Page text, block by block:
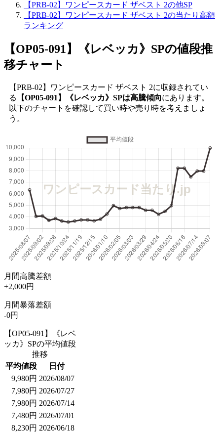
【PRB-02】ワンピースカード ザベスト 2の他SP
【PRB-02】ワンピースカード ザベスト 2の当たり高額
ランキング
【OP05-091】《レベッカ》SPの値段推
移チャート
【PRB-02】ワンピースカード ザベスト 2に収録されてい
る
【OP05-091】《レベッカ》SPは高騰傾向にあります。
以下のチャートを確認して買い時や売り時を考えましょ
う。
月間高騰差額
+2,000円
月間暴落差額
-0円
【OP05-091】《レベ
ッカ》SPの平均値段
推移
平均値段
日付
9,980円 2026/08/07
7,980円 2026/07/27
7,980円 2026/07/14
7,480円 2026/07/01
8,230円 2026/06/18